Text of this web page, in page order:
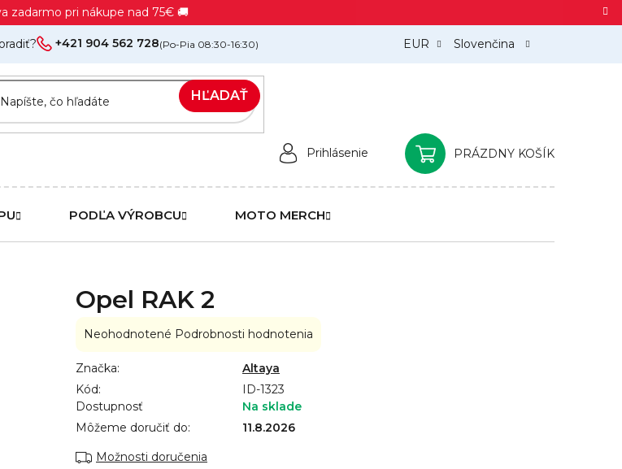
zadarmo pri nákupe nad 75€ 🚚
EUR Slovenčina
+421 904 562 728(Po-Pia 08:30-16:30)
HĽADAŤ
Prihlásenie
NÁKUPNÝ
PRÁZDNY KOŠÍK
PODĽA VÝROBCU MOTO MERCH
Opel RAK 2
Priemerné
produktu
je
0,0
z
hviezdičiek.
Neohodnotené Podrobnosti hodnotenia
Dostupnosť
Na sklade
Môžeme doručiť do:
11.8.2026
Možnosti doručenia
Značka:
Altaya
Kód:
ID-1323